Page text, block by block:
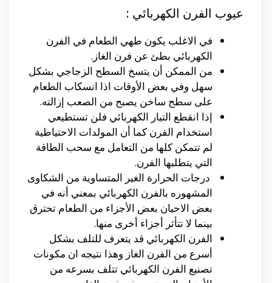
عيوب الفرن الكهربائي :
في الاغلب يكون طهي الطعام في الفرن
الكهربائي بطئ عن فرن الغاز.
من الممكن أن يتسخ السطح الزجاجي بشكل
سهل وفي بعض الأوقات اذا انسكاب الطعام
على سطح ساخن يصبح من الصعب إزالته.
إذا انقطع التيار الكهربائي فلن تستطيعي
استخدام الفرن كما أن المولدات الاحتياطية
لم تتمكن كلها من التعامل مع سحب الطاقة
التي يتطلبها الفرن.
درجات الحرارة الغير المتساوية من الشكاوى
المشهوره بالفرن الكهربائي بمعني أنه في
بعض الاحيان بعض الأجزاء من الطعام تحترق
بينما لا تتأثر أجزاء أخرى منها.
الفرن الكهربائي قد يتعرف للتلف بشكل
أسرع من الفرن الغاز وهذا نتيجه ان مكونات
تصنيع الفرن الكهربائي تتلف بسرعه من